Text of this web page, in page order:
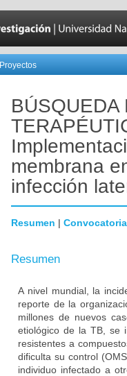
Proyectos
BÚSQUEDA
membrana
infección
Resumen | Convocatoria
Resumen
A nivel mundial, la
reporte de la
millones de nuevos
etiológico de la TB, se
resistentes a
dificulta su control
individuo infectado a